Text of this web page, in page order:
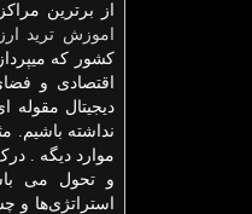
از برترین مراکز
اموزش ترید
کشور که
اقتصادی و
دیجیتال
نداشته باشیم.
موارد دیگه .
و تحول می
استراتژی‌ها و